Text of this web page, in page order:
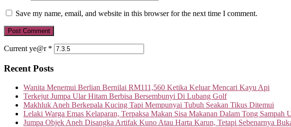
Save my name, email, and website in this browser for the next time I comment.
Current ye@r *
Recent Posts
Wanita Menemui Berlian Bernilai RM111,560 Ketika Keluar Mencari Kayu Api
Terkejut Jumpa Ular Hitam Berbisa Bersembunyi Di Lubang Golf
Makhluk Aneh Berkepala Kucing Tapi Mempunyai Tubuh Seakan Tikus Ditemui
Lelaki Warga Emas Kelaparan, Terpaksa Makan Sisa Makanan Dalam Tong Sampah
Jumpa Objek Aneh Disangka Artifak Kuno Atau Harta Karun, Tetapi Sebenarnya